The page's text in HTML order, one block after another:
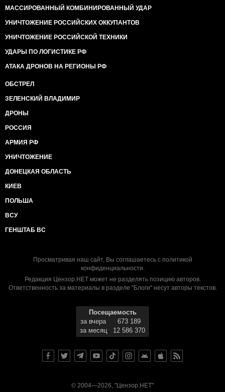
МАССИРОВАННЫЙ КОМБИНИРОВАННЫЙ УДАР
УНИЧТОЖЕНИЕ РОССИЙСКИХ ОККУПАНТОВ
УНИЧТОЖЕНИЕ РОССИЙСКОЙ ТЕХНИКИ
УДАРЫ ПО ЛОГИСТИКЕ РФ
АТАКА ДРОНОВ НА РЕГИОНЫ РФ
ОБСТРЕЛ
ЗЕЛЕНСКИЙ ВЛАДИМИР
ДРОНЫ
РОССИЯ
АРМИЯ РФ
УНИЧТОЖЕНИЕ
ДОНЕЦКАЯ ОБЛАСТЬ
КИЕВ
ПОЛЬША
ВСУ
ГЕНШТАБ ВС
Просматривая наш сайт, Вы соглашаетесь с политикой
конфиденциальности.
Редакция Цензор.НЕТ может не разделять позицию авторов.
Ответственность за материалы в разделе "Блоги" несут авторы текстов.
Посещаемость
за вчера
673 189
за месяц
12 586 370
© 2004—2026, "Цензор.НЕТ"